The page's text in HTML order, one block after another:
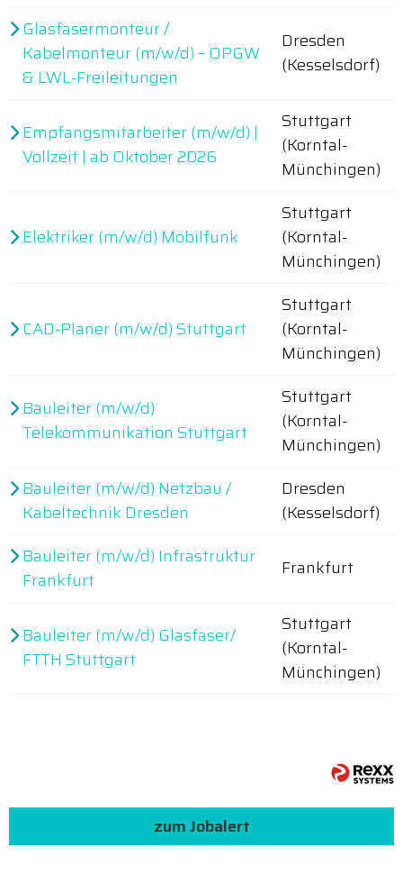
Glasfasermonteur /
Kabelmonteur (m/w/d) – OPGW
& LWL-Freileitungen
Dresden
(Kesselsdorf)
Empfangsmitarbeiter (m/w/d) |
Vollzeit | ab Oktober 2026
Stuttgart
(Korntal-
Münchingen)
Elektriker (m/w/d) Mobilfunk
Stuttgart
(Korntal-
Münchingen)
CAD-Planer (m/w/d) Stuttgart
Stuttgart
(Korntal-
Münchingen)
Bauleiter (m/w/d)
Telekommunikation Stuttgart
Stuttgart
(Korntal-
Münchingen)
Bauleiter (m/w/d) Netzbau /
Kabeltechnik Dresden
Dresden
(Kesselsdorf)
Bauleiter (m/w/d) Infrastruktur
Frankfurt
Frankfurt
Bauleiter (m/w/d) Glasfaser/
FTTH Stuttgart
Stuttgart
(Korntal-
Münchingen)
zum Jobalert